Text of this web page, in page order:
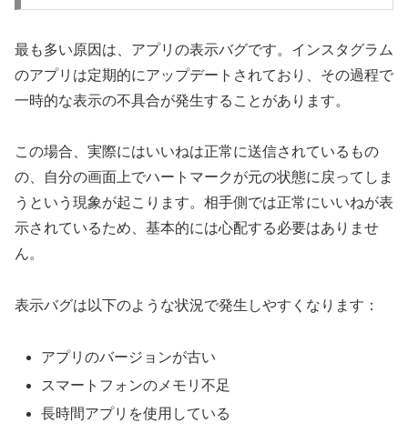
最も多い原因は、アプリの表示バグです。インスタグラム
のアプリは定期的にアップデートされており、その過程で
一時的な表示の不具合が発生することがあります。
この場合、実際にはいいねは正常に送信されているもの
の、自分の画面上でハートマークが元の状態に戻ってしま
うという現象が起こります。相手側では正常にいいねが表
示されているため、基本的には心配する必要はありませ
ん。
表示バグは以下のような状況で発生しやすくなります：
アプリのバージョンが古い
スマートフォンのメモリ不足
長時間アプリを使用している